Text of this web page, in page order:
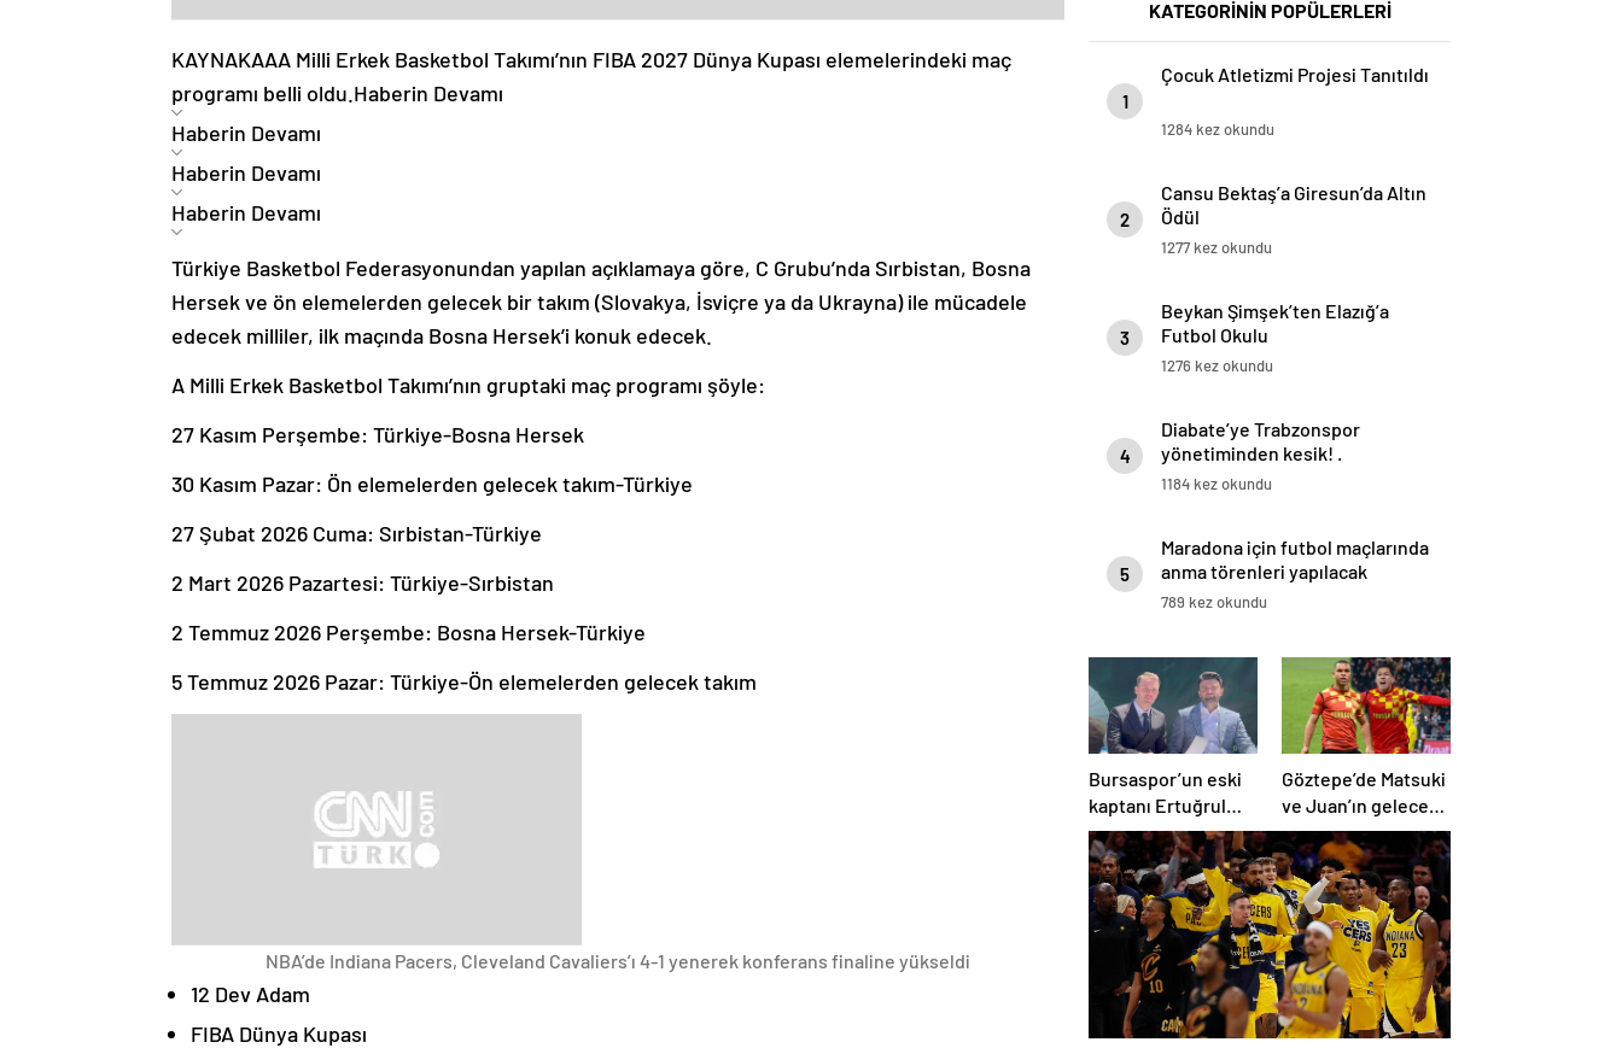
KAYNAKAAA Milli Erkek Basketbol Takımı’nın FIBA 2027 Dünya Kupası elemelerindeki maç
programı belli oldu.Haberin Devamı
Haberin Devamı
Haberin Devamı
Haberin Devamı
Türkiye Basketbol Federasyonundan yapılan açıklamaya göre, C Grubu’nda Sırbistan, Bosna
Hersek ve ön elemelerden gelecek bir takım (Slovakya, İsviçre ya da Ukrayna) ile mücadele
edecek milliler, ilk maçında Bosna Hersek’i konuk edecek.
A Milli Erkek Basketbol Takımı’nın gruptaki maç programı şöyle:
27 Kasım Perşembe: Türkiye-Bosna Hersek
30 Kasım Pazar: Ön elemelerden gelecek takım-Türkiye
27 Şubat 2026 Cuma: Sırbistan-Türkiye
2 Mart 2026 Pazartesi: Türkiye-Sırbistan
2 Temmuz 2026 Perşembe: Bosna Hersek-Türkiye
5 Temmuz 2026 Pazar: Türkiye-Ön elemelerden gelecek takım
NBA’de Indiana Pacers, Cleveland Cavaliers’ı 4-1 yenerek konferans finaline yükseldi
12 Dev Adam
FIBA Dünya Kupası
KATEGORİNİN POPÜLERLERİ
1
Çocuk Atletizmi Projesi Tanıtıldı
1284 kez okundu
2
Cansu Bektaş’a Giresun’da Altın
Ödül
1277 kez okundu
3
Beykan Şimşek’ten Elazığ’a
Futbol Okulu
1276 kez okundu
4
Diabate’ye Trabzonspor
yönetiminden kesik! .
1184 kez okundu
5
Maradona için futbol maçlarında
anma törenleri yapılacak
789 kez okundu
Bursaspor’un eski
kaptanı Ertuğrul
Ersoy, yeşil-
beyazlılara geri
döndü
Göztepe’de Matsuki
ve Juan’ın geleceği
merak konusu